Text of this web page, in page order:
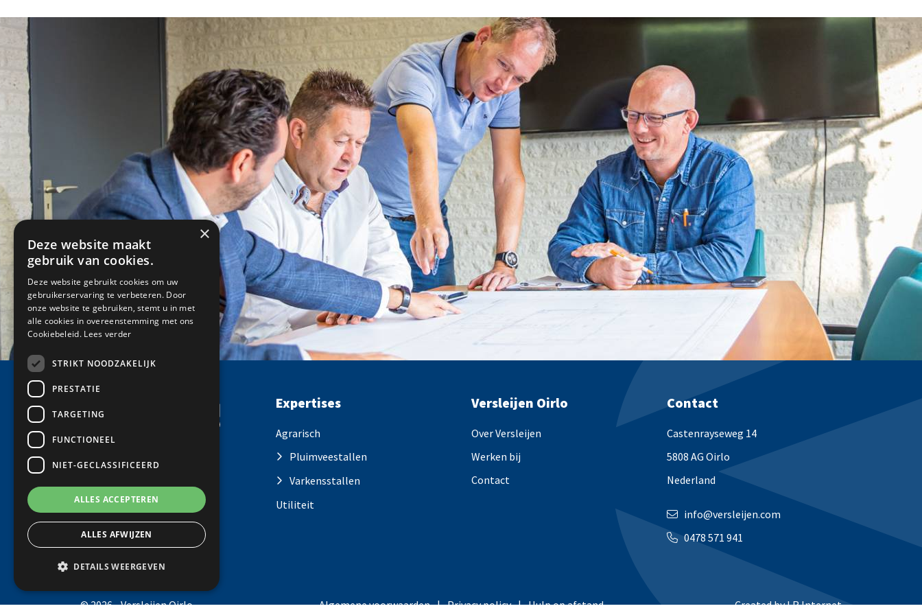
Volg ons
Expertises
Agrarisch
Pluimveestallen
Varkensstallen
Utiliteit
Versleijen Oirlo
Over Versleijen
Werken bij
Contact
Contact
Castenrayseweg 14
5808 AG Oirlo
Nederland
info@versleijen.com
0478 571 941
© 2026 - Versleijen Oirlo Algemene voorwaarden Privacy policy Hulp op afstand Created byLR Internet
×
Deze website maakt
gebruik van cookies.
Deze website gebruikt cookies om uw
gebruikerservaring te verbeteren. Door
onze website te gebruiken, stemt u in met
alle cookies in overeenstemming met ons
Cookiebeleid. Lees verder
STRIKT NOODZAKELIJK
PRESTATIE
TARGETING
FUNCTIONEEL
NIET-GECLASSIFICEERD
ALLES ACCEPTEREN
ALLES AFWIJZEN
DETAILS WEERGEVEN